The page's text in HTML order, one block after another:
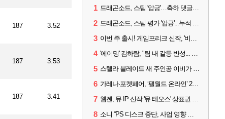
187 3.52
187 3.53
187 3.41
1 드래곤소드, 스팀 '압긍'…축하 댓글 달고 게임 코드 받자!
2 드래곤소드, 스팀 평가 '압긍'...누적 판매량 20만장 돌파
3 이번 주 출시! 게임프리크 신작, '비스트 오브 리인카네이션'
4 '에이밍' 김하람, "팀 내 갈등 반성... 끝까지 뛰고 싶었다"
5 스텔라 블레이드 새 주인공 이비가 부릅니다, 'Wanna be in LOVE' 뮤비 공개
6 가레나·포켓페어, ‘팰월드 온라인’ 2026년 출시 예고
7 웹젠, 뮤 IP 신작 '뮤 테오스' 상표권 출원
8 소니 “PS 디스크 중단, 사업 영향 없다”